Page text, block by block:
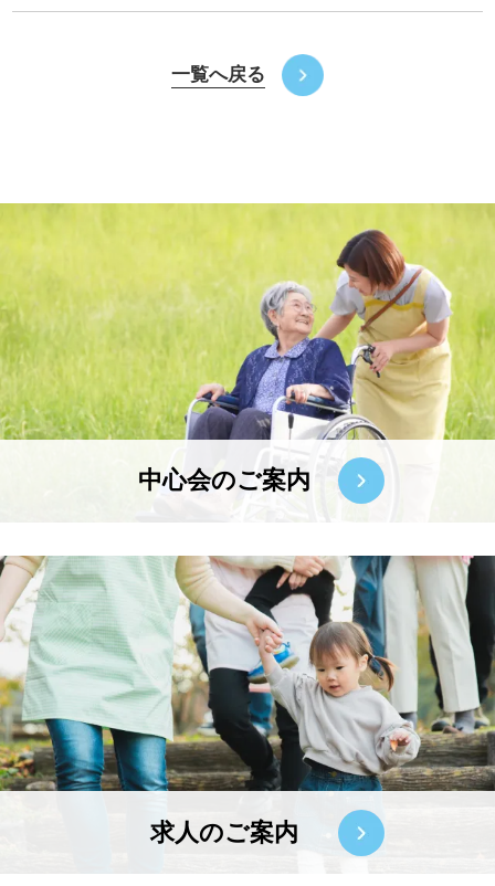
一覧へ戻る
中心会のご案内
求人のご案内